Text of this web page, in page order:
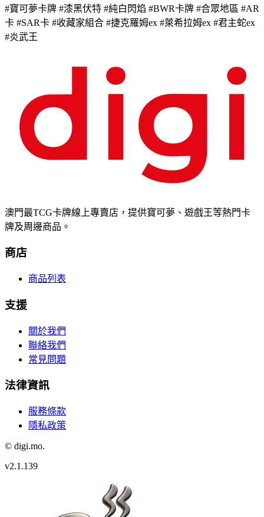
#寶可夢卡牌 #漆黑伏特 #純白閃焰 #BWR卡牌 #合眾地區 #AR
卡 #SAR卡 #收藏家組合 #捷克羅姆ex #萊希拉姆ex #君主蛇ex
#炎武王
澳門最TCG卡牌線上專賣店，提供寶可夢、遊戲王等熱門卡
牌及周邊商品。
商店
商品列表
支援
關於我們
聯絡我們
常見問題
法律資訊
服務條款
隱私政策
© digi.mo.
v2.1.139